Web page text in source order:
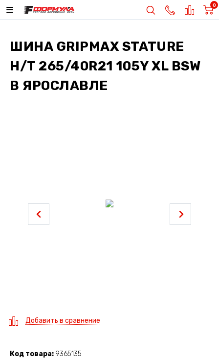
0
ШИНА GRIPMAX STATURE
H/T 265/40R21 105Y XL BSW
В ЯРОСЛАВЛЕ
Добавить в сравнение
Код товара 9365135